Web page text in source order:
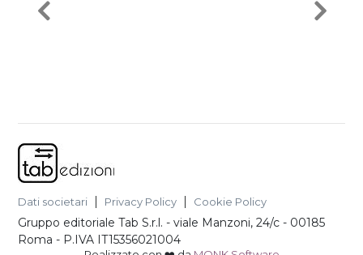
Dati societari Privacy Policy Cookie Policy
Gruppo editoriale Tab S.r.l. -viale Manzoni, 24/c - 00185
Roma - P.IVA IT15356021004